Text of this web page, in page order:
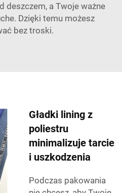
deszczem, a Twoje ważne
Dzięki temu możesz
bez troski.
Gładki lining z
poliestru
minimalizuje tarcie
i uszkodzenia
Podczas pakowania